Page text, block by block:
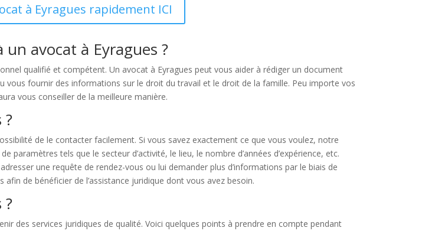
à Eyragues rapidement ICI
avocat à Eyragues ?
qualifié et compétent. Un avocat à Eyragues peut vous aider à rédiger un document
fournir des informations sur le droit du travail et le droit de la famille. Peu importe vos
vous conseiller de la meilleure manière.
de le contacter facilement. Si vous savez exactement ce que vous voulez, notre
tels que le secteur d’activité, le lieu, le nombre d’années d’expérience, etc.
une requête de rendez-vous ou lui demander plus d’informations par le biais de
de bénéficier de l’assistance juridique dont vous avez besoin.
des services juridiques de qualité. Voici quelques points à prendre en compte pendant